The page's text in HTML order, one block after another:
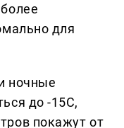
для
ночные
до -15C,
покажут от